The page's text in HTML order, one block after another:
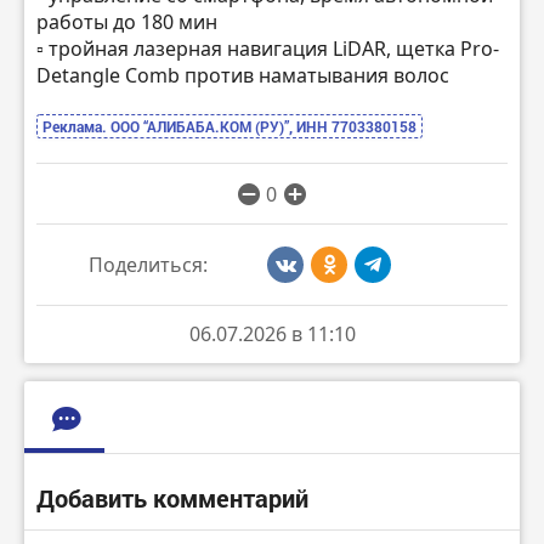
работы до 180 мин
▫️ тройная лазерная навигация LiDAR, щетка Pro-
Detangle Comb против наматывания волос
Реклама. ООО “АЛИБАБА.КОМ (РУ)”, ИНН 7703380158
0
Поделиться:
06.07.2026 в 11:10
Добавить комментарий